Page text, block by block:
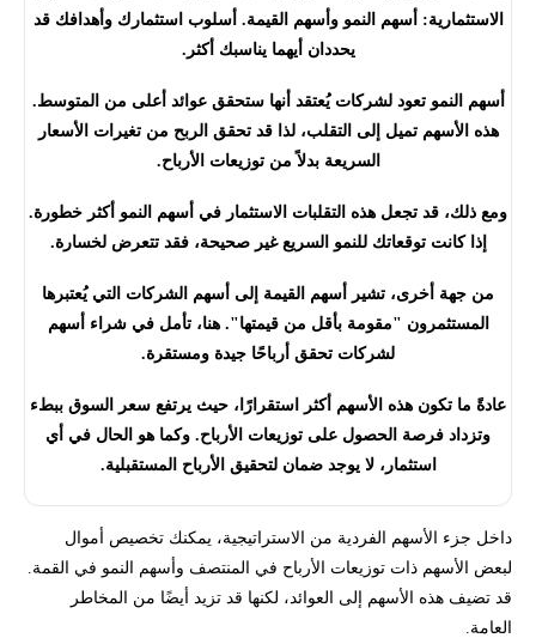
الاستثمارية: أسهم النمو وأسهم القيمة. أسلوب استثمارك وأهدافك قد
يحددان أيهما يناسبك أكثر.
أسهم النمو تعود لشركات يُعتقد أنها ستحقق عوائد أعلى من المتوسط.
هذه الأسهم تميل إلى التقلب، لذا قد تحقق الربح من تغيرات الأسعار
السريعة بدلاً من توزيعات الأرباح.
ومع ذلك، قد تجعل هذه التقلبات الاستثمار في أسهم النمو أكثر خطورة.
إذا كانت توقعاتك للنمو السريع غير صحيحة، فقد تتعرض لخسارة.
من جهة أخرى، تشير أسهم القيمة إلى أسهم الشركات التي يُعتبرها
المستثمرون "مقومة بأقل من قيمتها". هنا، تأمل في شراء أسهم
لشركات تحقق أرباحًا جيدة ومستقرة.
عادةً ما تكون هذه الأسهم أكثر استقرارًا، حيث يرتفع سعر السوق ببطء
وتزداد فرصة الحصول على توزيعات الأرباح. وكما هو الحال في أي
استثمار، لا يوجد ضمان لتحقيق الأرباح المستقبلية.
داخل جزء الأسهم الفردية من الاستراتيجية، يمكنك تخصيص أموال
لبعض الأسهم ذات توزيعات الأرباح في المنتصف وأسهم النمو في القمة.
قد تضيف هذه الأسهم إلى العوائد، لكنها قد تزيد أيضًا من المخاطر
العامة.